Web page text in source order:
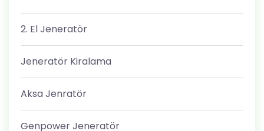
2. El Jeneratör
Jeneratör Kiralama
Aksa Jenratör
Genpower Jeneratör